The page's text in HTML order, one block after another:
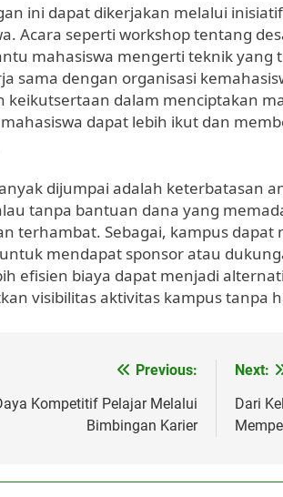
ini dapat dikerjakan melalui
Acara seperti workshop tentang
mahasiswa mengerti teknik yang
sama dengan organisasi
keikutsertaan dalam menciptakan
dapat lebih ikut dan
dijumpai adalah keterbatasan
tanpa bantuan dana yang
terhambat. Sebagai, kampus
mendapat sponsor atau
efisien biaya dapat menjadi
visibilitas aktivitas kampus tanpa
Previous:
Kompetitif Pelajar Melalui
Bimbingan Karier
Next:
Dari